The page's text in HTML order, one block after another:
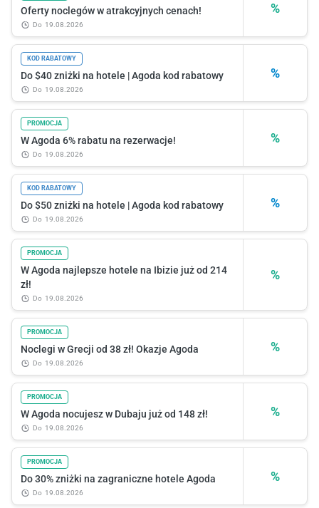
%
Oferty noclegów w atrakcyjnych cenach!
do 19.08.2026
%
KOD RABATOWY
Do $40 zniżki na hotele | Agoda kod rabatowy
do 19.08.2026
%
PROMOCJA
W Agoda 6% rabatu na rezerwacje!
do 19.08.2026
%
KOD RABATOWY
Do $50 zniżki na hotele | Agoda kod rabatowy
do 19.08.2026
%
PROMOCJA
W Agoda najlepsze hotele na Ibizie już od 214
zł!
do 19.08.2026
%
PROMOCJA
Noclegi w Grecji od 38 zł! Okazje Agoda
do 19.08.2026
%
PROMOCJA
W Agoda nocujesz w Dubaju już od 148 zł!
do 19.08.2026
%
PROMOCJA
Do 30% zniżki na zagraniczne hotele Agoda
do 19.08.2026